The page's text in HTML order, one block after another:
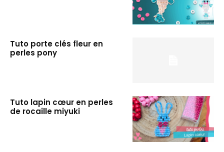
Tuto porte clés fleur en
perles pony
Tuto lapin cœur en perles
de rocaille miyuki